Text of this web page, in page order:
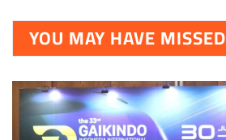
YOU MAY HAVE MISSED